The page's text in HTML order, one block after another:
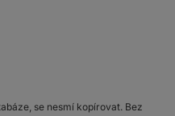
se nesmí kopírovat. Bez